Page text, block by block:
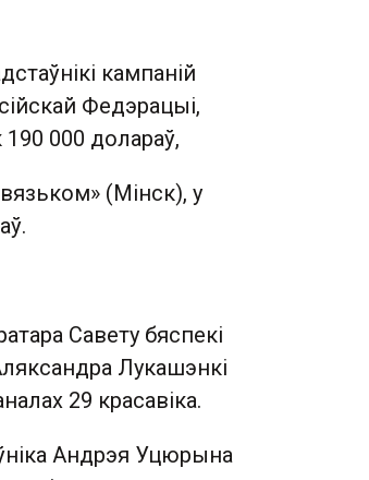
кампаній
Федэрацыі,
000 долараў,
(Мінск), у
Савету бяспекі
Лукашэнкі
29 красавіка.
Андрэя Уцюрына